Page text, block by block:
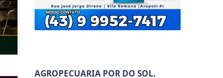
AGROPECUARIA POR DO SOL.